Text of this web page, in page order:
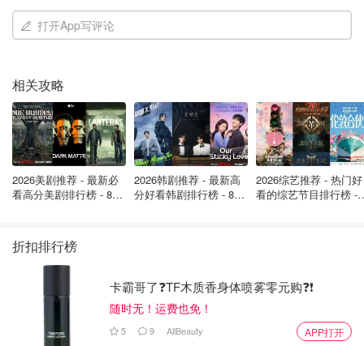
一件好的雨衣或防水外套
经典款式：
有良好的防水性能，是英伦风格的代表。
运动风格：适合户外活动的运动风防水夹克，设计简
洁，功能性强，适合多种场合。
颜色选择：中性色如黑色、灰色、海军蓝等，百搭且耐
3. 雨衣/防水外套的多季节穿搭
打开App写评论
相关攻略
2026美剧推荐 - 最新必
看高分美剧排行榜 - 8月
2026韩剧推荐 - 最新高
分好看韩剧排行榜 - 8月
2026综艺推荐 - 热门好
看的综艺节目排行榜 -
折扣排行榜
卡霸哥了❓TF木质香身体喷雾零元购❓❗
随时无！运费也免！
5 9 AllBeauty APP打开